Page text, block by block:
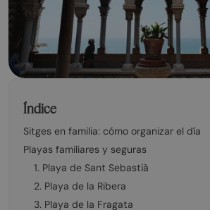
Índice
Sitges en familia: cómo organizar el día
Playas familiares y seguras
1. Playa de Sant Sebastià
2. Playa de la Ribera
3. Playa de la Fragata